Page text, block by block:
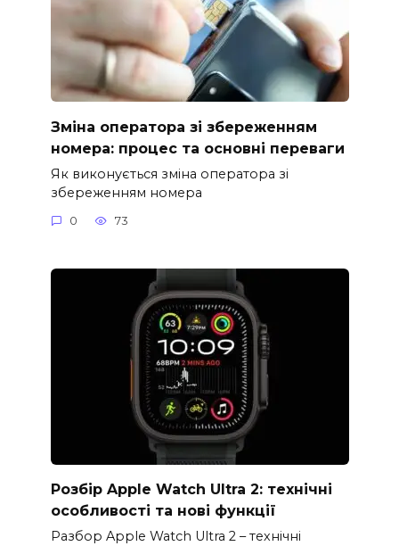
Зміна оператора зі збереженням
номера: процес та основні переваги
Як виконується зміна оператора зі
збереженням номера
0 73
Розбір Apple Watch Ultra 2: технічні
особливості та нові функції
Разбор Apple Watch Ultra 2 – технічні